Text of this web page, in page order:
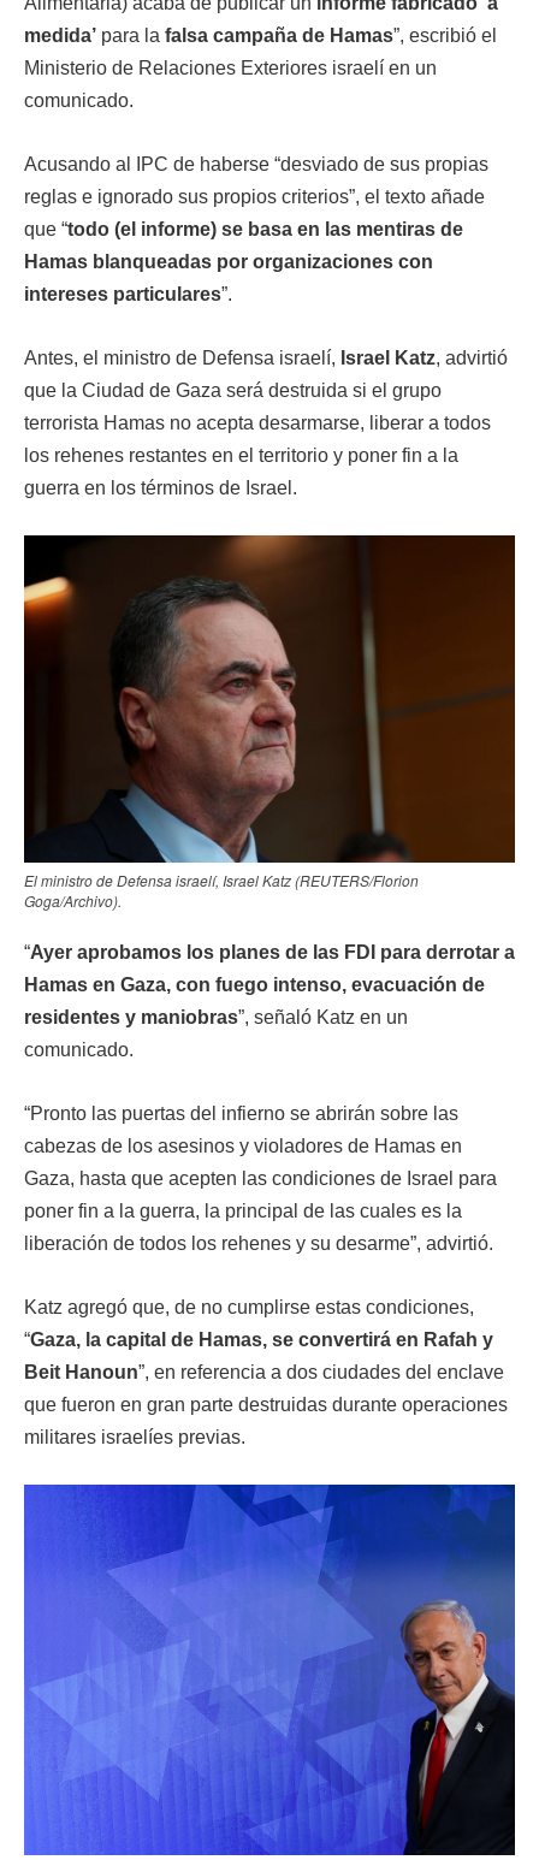
medida’ para la falsa campaña de Hamas”, escribió el
Ministerio de Relaciones Exteriores israelí en un
comunicado.
Acusando al IPC de haberse “desviado de sus propias
reglas e ignorado sus propios criterios”, el texto añade
que “todo (el informe) se basa en las mentiras de
Hamas blanqueadas por organizaciones con
intereses particulares”.
Antes, el ministro de Defensa israelí, Israel Katz, advirtió
que la Ciudad de Gaza será destruida si el grupo
terrorista Hamas no acepta desarmarse, liberar a todos
los rehenes restantes en el territorio y poner fin a la
guerra en los términos de Israel.
El ministro de Defensa israelí, Israel Katz (REUTERS/Florion
Goga/Archivo).
“Ayer aprobamos los planes de las FDI para derrotar a
Hamas en Gaza, con fuego intenso, evacuación de
residentes y maniobras”, señaló Katz en un
comunicado.
“Pronto las puertas del infierno se abrirán sobre las
cabezas de los asesinos y violadores de Hamas en
Gaza, hasta que acepten las condiciones de Israel para
poner fin a la guerra, la principal de las cuales es la
liberación de todos los rehenes y su desarme”, advirtió.
Katz agregó que, de no cumplirse estas condiciones,
“Gaza, la capital de Hamas, se convertirá en Rafah y
Beit Hanoun”, en referencia a dos ciudades del enclave
que fueron en gran parte destruidas durante operaciones
militares israelíes previas.